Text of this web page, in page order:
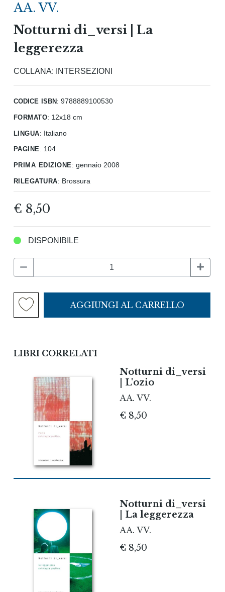
AA. VV.
Notturni di_versi | La
leggerezza
COLLANA: INTERSEZIONI
codice isbn: 9788889100530
formato: 12x18 cm
lingua: Italiano
pagine: 104
prima edizione: gennaio 2008
rilegatura: Brossura
€ 8,50
DISPONIBILE
AGGIUNGI AL CARRELLO
LIBRI CORRELATI
Notturni di_versi
| L'ozio
AA. VV.
€ 8,50
Notturni di_versi
| La leggerezza
AA. VV.
€ 8,50